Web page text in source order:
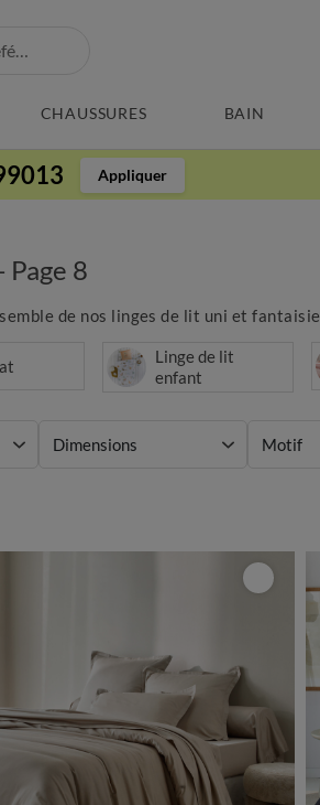
CHAUSSURES BAIN
Appliquer
Page 8
de nos linges de lit uni et fantaisie
Linge de lit
enfant
Dimensions Motif